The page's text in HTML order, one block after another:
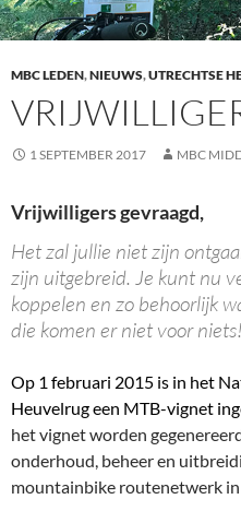
MBC LEDEN,NIEUWS,UTRECHTSE
1 SEPTEMBER 2017 MBC
Vrijwilligers gevraagd,
Het zal jullie niet zijn
zijn uitgebreid. Je kunt nu
koppelen en zo behoorlijk
die komen er niet voor niets!
Op 1 februari 2015 is in het
Heuvelrug een MTB-vignet
het vignet worden
onderhoud, beheer en
mountainbike routenetwerk